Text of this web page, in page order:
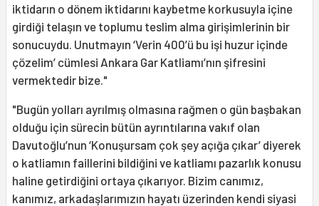
iktidarın o dönem iktidarını kaybetme korkusuyla içine
girdiği telaşın ve toplumu teslim alma girişimlerinin bir
sonucuydu. Unutmayın ‘Verin 400’ü bu işi huzur içinde
çözelim’ cümlesi Ankara Gar Katliamı’nın şifresini
vermektedir bize."
"Bugün yolları ayrılmış olmasına rağmen o gün başbakan
olduğu için sürecin bütün ayrıntılarına vakıf olan
Davutoğlu’nun ‘Konuşursam çok şey açığa çıkar’ diyerek
o katliamın faillerini bildiğini ve katliamı pazarlık konusu
haline getirdiğini ortaya çıkarıyor. Bizim canımız,
kanımız, arkadaşlarımızın hayatı üzerinden kendi siyasi